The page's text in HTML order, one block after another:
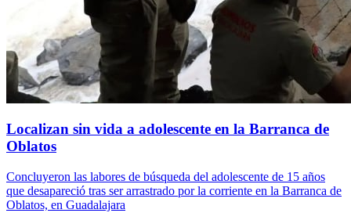
Localizan sin vida a adolescente en la Barranca de
Oblatos
Concluyeron las labores de búsqueda del adolescente de 15 años
que desapareció tras ser arrastrado por la corriente en la Barranca de
Oblatos, en Guadalajara